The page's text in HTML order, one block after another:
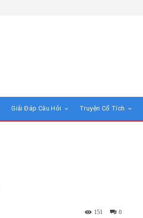
Giải Đáp Câu Hỏi Truyện Cổ Tích
0
151